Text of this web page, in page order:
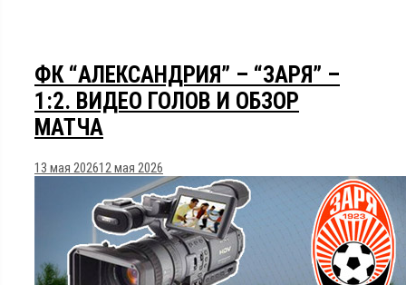
ФК “АЛЕКСАНДРИЯ” – “ЗАРЯ” –
1:2. ВИДЕО ГОЛОВ И ОБЗОР
МАТЧА
13 мая 202612 мая 2026